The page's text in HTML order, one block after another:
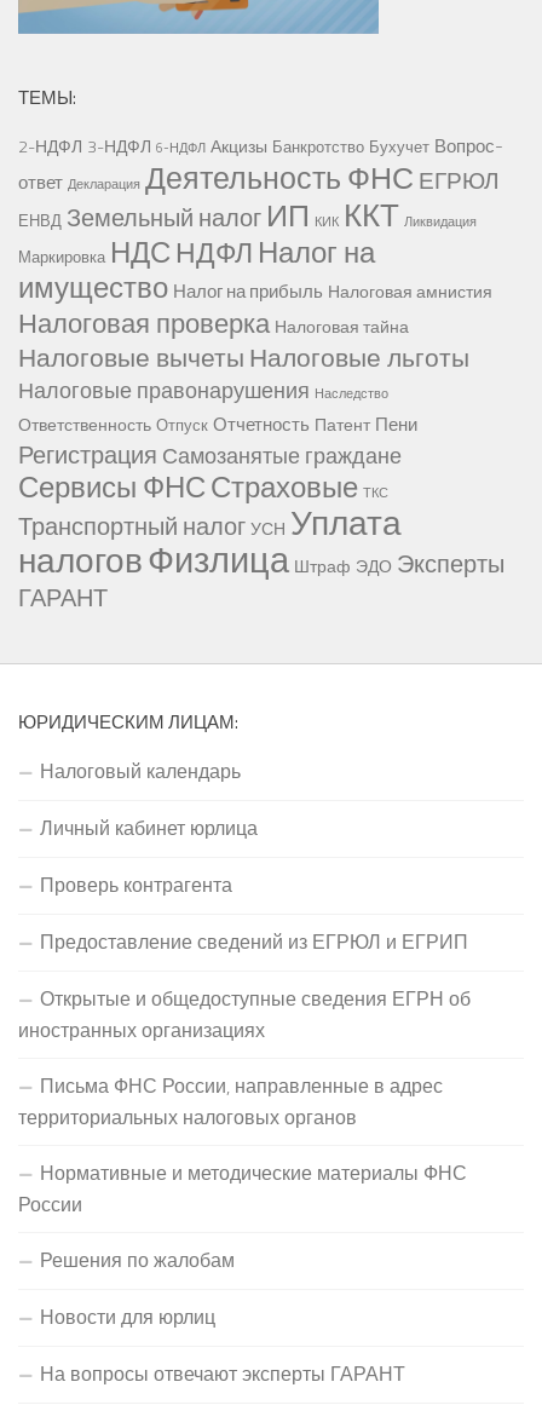
ТЕМЫ:
2-НДФЛ 3-НДФЛ 6-НДФЛ Акцизы Банкротство Бухучет Вопрос-
ответ Декларация Деятельность ФНС ЕГРЮЛ
ЕНВД Земельный налог ИП КИК ККТ Ликвидация
Маркировка НДС НДФЛ Налог на
имущество Налог на прибыль Налоговая амнистия
Налоговая проверка Налоговая тайна
Налоговые вычетыНалоговые льготы
Налоговые правонарушения Наследство
Ответственность Отпуск Отчетность Патент Пени
Регистрация Самозанятые граждане
Сервисы ФНССтраховые ТКС
Транспортный налогУСН Уплата
налоговФизлица Штраф ЭДО Эксперты
ГАРАНТ
ЮРИДИЧЕСКИМ ЛИЦАМ:
Налоговый календарь
Личный кабинет юрлица
Проверь контрагента
Предоставление сведений из ЕГРЮЛ и ЕГРИП
Открытые и общедоступные сведения ЕГРН об
иностранных организациях
Письма ФНС России, направленные в адрес
территориальных налоговых органов
Нормативные и методические материалы ФНС
России
Решения по жалобам
Новости для юрлиц
На вопросы отвечают эксперты ГАРАНТ